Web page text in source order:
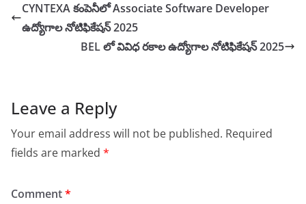
CYNTEXA కంపెనీలో Associate Software Developer
ఉద్యోగాల నోటిఫికేషన్ 2025
BEL లో వివిధ రకాల ఉద్యోగాల నోటిఫికేషన్ 2025
Leave a Reply
Your email address will not be published. Required
fields are marked *
Comment*